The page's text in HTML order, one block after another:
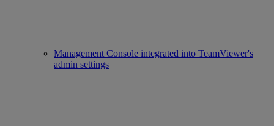
Management Console integrated into TeamViewer's
admin settings